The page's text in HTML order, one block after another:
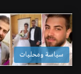
سياسة ومحليات